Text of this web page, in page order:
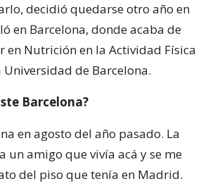
decidió quedarse otro año en
en Barcelona, donde acaba de
en Nutrición en la Actividad Física
de Barcelona.
Barcelona?
en agosto del año pasado. La
un amigo que vivía acá y se me
del piso que tenía en Madrid.